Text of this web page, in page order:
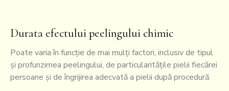
Durata efectului peelingului chimic
Poate varia în funcție de mai mulți factori, inclusiv de tipul
și profunzimea peelingului, de particularitățile pielii fiecărei
persoane și de îngrijirea adecvată a pielii după procedură.